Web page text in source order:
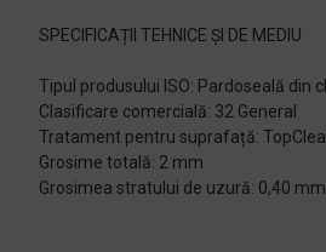
SPECIFICAȚII TEHNICE ȘI DE MEDIU
Tipul produsului ISO: Pardoseală din
Clasificare comercială: 32 General
Tratament pentru suprafață:
Grosime totală: 2 mm
Grosimea stratului de uzură: 0,40 mm